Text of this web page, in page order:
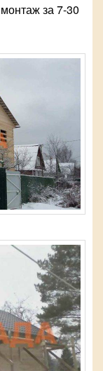
за 7-30